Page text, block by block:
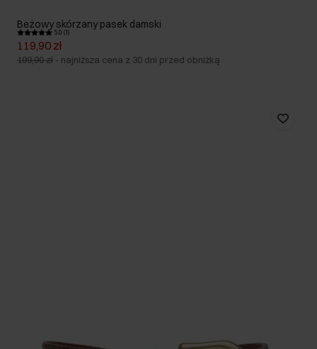
Beżowy skórzany pasek damski
5.0 (1)
119,90 zł
199,90 zł - najniższa cena z 30 dni przed obniżką